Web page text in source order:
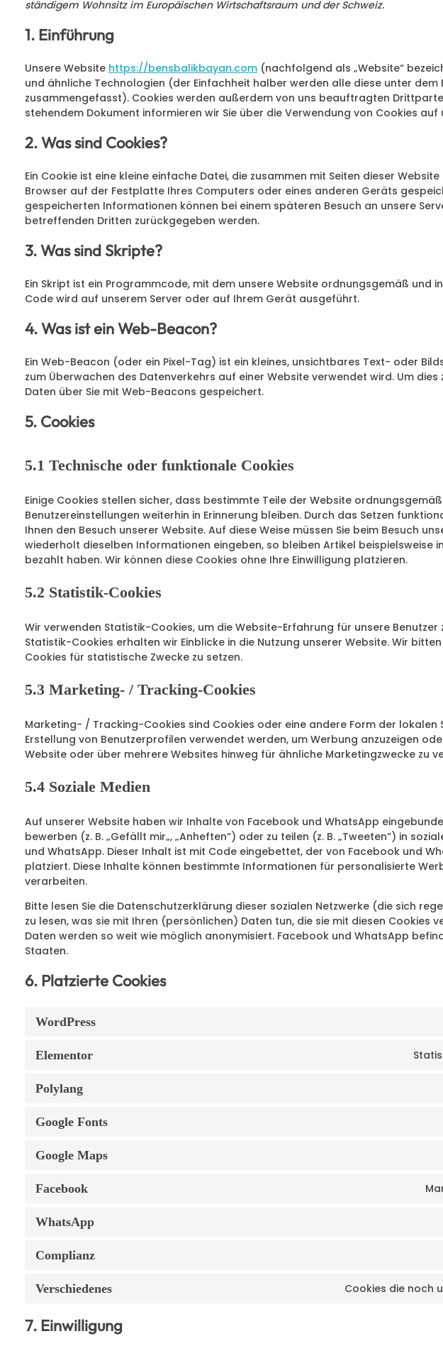
ständigem Wohnsitz im Europäischen Wirtschaftsraum und der Schweiz.
1. Einführung
Unsere Website https://bensbalikbayan.com (nachfolgend als „Website“
und ähnliche Technologien (der Einfachheit halber werden alle diese unter dem
zusammengefasst). Cookies werden außerdem von uns beauftragten
stehendem Dokument informieren wir Sie über die Verwendung von Cookies auf
2. Was sind Cookies?
Ein Cookie ist eine kleine einfache Datei, die zusammen mit Seiten dieser
Browser auf der Festplatte Ihres Computers oder eines anderen Geräts
gespeicherten Informationen können bei einem späteren Besuch an unsere
betreffenden Dritten zurückgegeben werden.
3. Was sind Skripte?
Ein Skript ist ein Programmcode, mit dem unsere Website ordnungsgemäß und
Code wird auf unserem Server oder auf Ihrem Gerät ausgeführt.
4. Was ist ein Web-Beacon?
Ein Web-Beacon (oder ein Pixel-Tag) ist ein kleines, unsichtbares Text- oder
zum Überwachen des Datenverkehrs auf einer Website verwendet wird. Um
Daten über Sie mit Web-Beacons gespeichert.
5. Cookies
5.1 Technische oder funktionale Cookies
Einige Cookies stellen sicher, dass bestimmte Teile der Website
Benutzereinstellungen weiterhin in Erinnerung bleiben. Durch das Setzen
Ihnen den Besuch unserer Website. Auf diese Weise müssen Sie beim Besuch
wiederholt dieselben Informationen eingeben, so bleiben Artikel beispielsweise
bezahlt haben. Wir können diese Cookies ohne Ihre Einwilligung platzieren.
5.2 Statistik-Cookies
Wir verwenden Statistik-Cookies, um die Website-Erfahrung für unsere Benutzer
Statistik-Cookies erhalten wir Einblicke in die Nutzung unserer Website. Wir bitten
Cookies für statistische Zwecke zu setzen.
5.3 Marketing- / Tracking-Cookies
Marketing- / Tracking-Cookies sind Cookies oder eine andere Form der lokalen
Erstellung von Benutzerprofilen verwendet werden, um Werbung anzuzeigen
Website oder über mehrere Websites hinweg für ähnliche Marketingzwecke zu
5.4 Soziale Medien
Auf unserer Website haben wir Inhalte von Facebook und WhatsApp
bewerben (z. B. „Gefällt mir„, „Anheften“) oder zu teilen (z. B. „Tweeten“) in
und WhatsApp. Dieser Inhalt ist mit Code eingebettet, der von Facebook und
platziert. Diese Inhalte können bestimmte Informationen für personalisierte
verarbeiten.
Bitte lesen Sie die Datenschutzerklärung dieser sozialen Netzwerke (die sich
zu lesen, was sie mit Ihren (persönlichen) Daten tun, die sie mit diesen Cookies
Daten werden so weit wie möglich anonymisiert. Facebook und WhatsApp
Staaten.
6. Platzierte Cookies
WordPress
Elementor
Polylang
Google Fonts
Google Maps
Facebook
WhatsApp
Complianz
Verschiedenes Cookies die noch
7. Einwilligung